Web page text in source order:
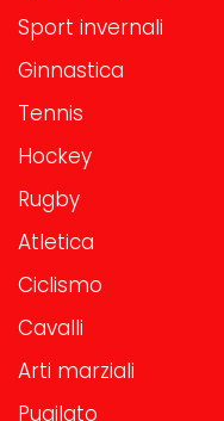
Sport invernali
Ginnastica
Tennis
Hockey
Rugby
Atletica
Ciclismo
Cavalli
Arti marziali
Pugilato